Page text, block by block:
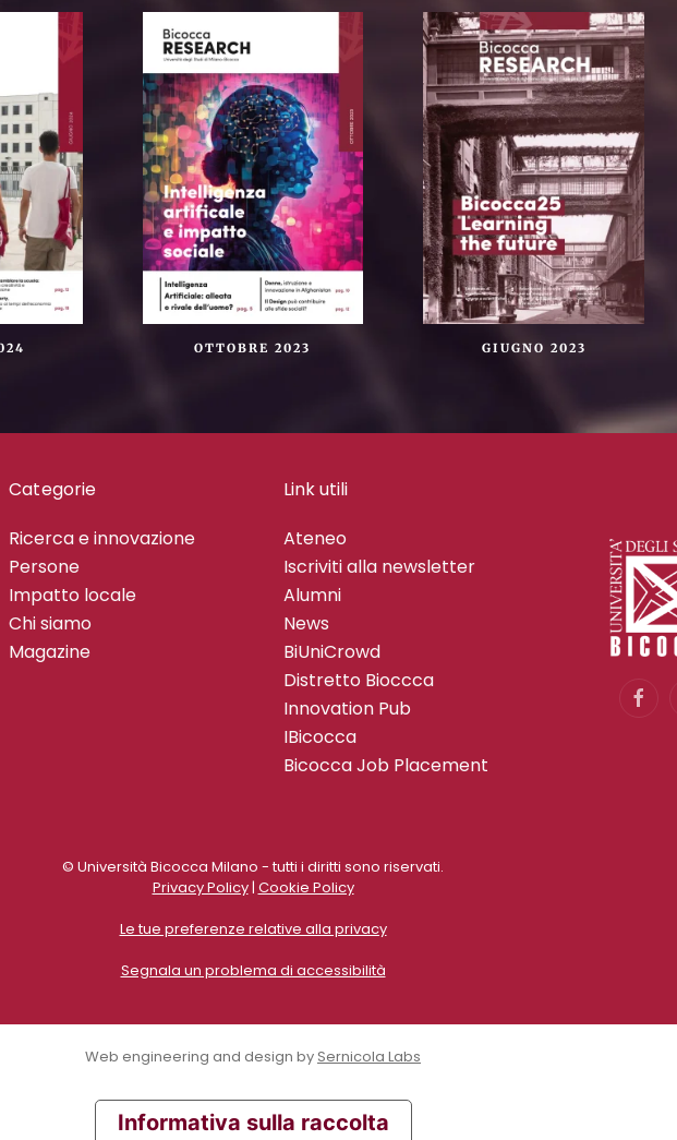
OTTOBRE 2023 GIUGNO 2023
Categorie
Ricerca e innovazione
Persone
Impatto locale
Chi siamo
Magazine
Link utili
Ateneo
Iscriviti alla newsletter
Alumni
News
BiUniCrowd
Distretto Bioccca
Innovation Pub
IBicocca
Bicocca Job Placement
© Università Bicocca Milano - tutti i diritti sono riservati.
Privacy Policy| Cookie Policy
Le tue preferenze relative alla privacy
Segnala un problema di accessibilità
Web engineering and design by Sernicola Labs
Informativa sulla raccolta